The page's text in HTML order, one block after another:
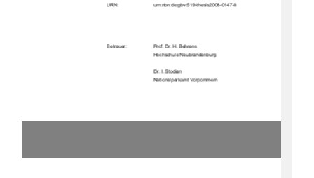
                                    URN:                                    urn:nbn:de:gbv:519-thesis2008-0147-8
Betreuer: Prof. Dr. H. Behrens
Hochschule Neubrandenburg
                                                                        Dr.            I.            Stodian
Nationalparkamt Vorpommern